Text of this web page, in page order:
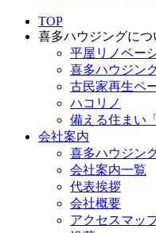
TOP
喜多ハウジングにつ
平屋リノベー
喜多ハウジン
古民家再生ペ
ハコリノ
備える住まい「
会社案内
喜多ハウジン
会社案内一覧
代表挨拶
会社概要
アクセスマッ